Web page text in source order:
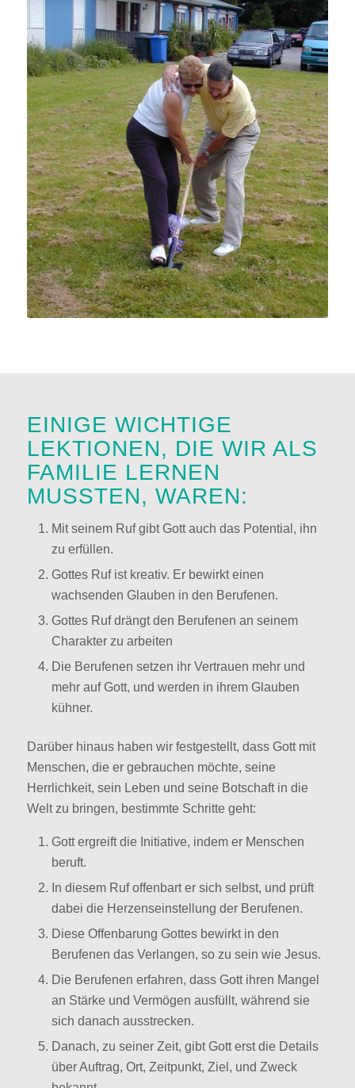
EINIGE WICHTIGE
LEKTIONEN, DIE WIR ALS
FAMILIE LERNEN
MUSSTEN, WAREN:
Mit seinem Ruf gibt Gott auch das Potential, ihn
zu erfüllen.
Gottes Ruf ist kreativ. Er bewirkt einen
wachsenden Glauben in den Berufenen.
Gottes Ruf drängt den Berufenen an seinem
Charakter zu arbeiten
Die Berufenen setzen ihr Vertrauen mehr und
mehr auf Gott, und werden in ihrem Glauben
kühner.
Darüber hinaus haben wir festgestellt, dass Gott mit
Menschen, die er gebrauchen möchte, seine
Herrlichkeit, sein Leben und seine Botschaft in die
Welt zu bringen, bestimmte Schritte geht:
Gott ergreift die Initiative, indem er Menschen
beruft.
In diesem Ruf offenbart er sich selbst, und prüft
dabei die Herzenseinstellung der Berufenen.
Diese Offenbarung Gottes bewirkt in den
Berufenen das Verlangen, so zu sein wie Jesus.
Die Berufenen erfahren, dass Gott ihren Mangel
an Stärke und Vermögen ausfüllt, während sie
sich danach ausstrecken.
Danach, zu seiner Zeit, gibt Gott erst die Details
über Auftrag, Ort, Zeitpunkt, Ziel, und Zweck